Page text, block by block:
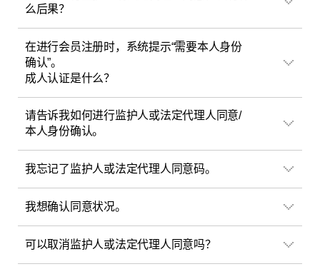
么后果？
在进行会员注册时，系统提示“需要本人身份
确认”。
成人认证是什么？
请告诉我如何进行监护人或法定代理人同意/
本人身份确认。
我忘记了监护人或法定代理人同意码。
我想确认同意状况。
可以取消监护人或法定代理人同意吗？